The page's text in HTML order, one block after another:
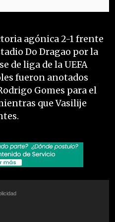
agónica 2-1 frente
Do Dragao por la
de liga de la UEFA
fueron anotados
Gomes para el
que Vasilije